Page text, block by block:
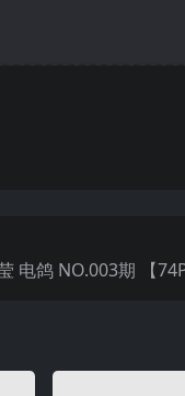
电鸽 NO.003期 【